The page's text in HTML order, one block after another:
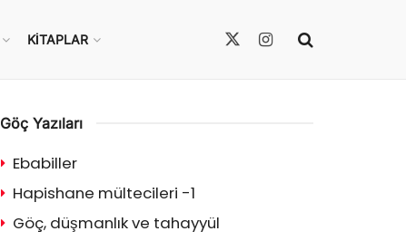
KITAPLAR
Göç Yazıları
Ebabiller
Hapishane mültecileri -1
Göç, düşmanlık ve tahayyül